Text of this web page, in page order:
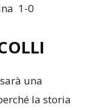
1-0
una
la storia